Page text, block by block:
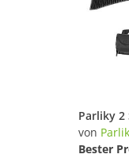
von
Bester